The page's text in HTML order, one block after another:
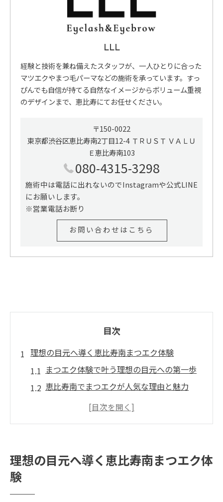
LLL
経験と技術を兼ね備えたスタッフが、一人ひとりに合った
マツエクやまつ毛パーマなどの施術を承っています。すっ
ぴんでも自信が持てる自然なイメージからボリューム重視
のデザインまで、恵比寿にてお任せください。
〒150-0022
東京都渋谷区恵比寿南2丁目12-4 ＴＲＵＳＴ ＶＡＬＵ
Ｅ恵比寿南103
080-4315-3298
施術中は電話に出れないのでInstagramや公式LINE
にお願いします。
※営業電話お断り
お問い合わせはこちら
目次
理想の目元へ導く恵比寿南まつエク体験
まつエク体験で叶う理想の目元への第一歩
恵比寿南でまつエクが人気な理由と魅力
上手い施術者によるまつエクの完成度とは
マツエク施術で叶う恵比寿南の輝き
理想の目元へ導く恵比寿南まつエク体
験